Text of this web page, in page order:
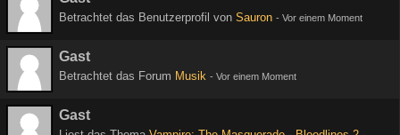
Betrachtet das Benutzerprofil von Sauron - Vor einem Moment
Gast
Betrachtet das Forum Musik - Vor einem Moment
Gast